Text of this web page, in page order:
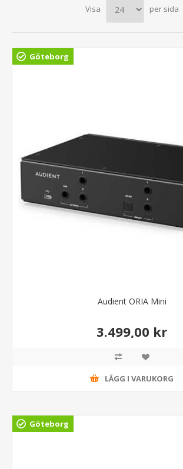
Visa per sida
Göteborg
Audient ORIA Mini
3.499,00 kr
LÄGG I VARUKORG
Göteborg